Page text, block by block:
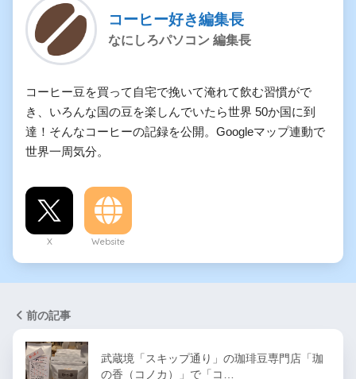
コーヒー好き編集長
なにしろパソコン 編集長
コーヒー豆を買って自宅で挽いて淹れて飲む習慣がで
き、いろんな国の豆を楽しんでいたら世界 50か国に到
達！そんなコーヒーの記録を公開。Googleマップ連動で
世界一周気分。
X Website
前の記事
武蔵境「スキップ通り」の珈琲豆専門店「珈
の香（コノカ）」で「コ…